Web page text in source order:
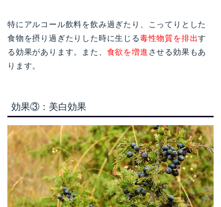
特にアルコール飲料を飲み過ぎたり、こってりとした
食物を摂り過ぎたりした時に生じる毒性物質を排出す
る効果があります。また、 食欲を増進 させる効果もあ
ります。
効果③：美白効果